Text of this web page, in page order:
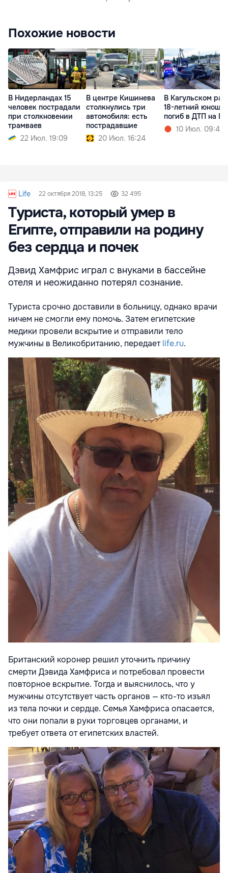
Похожие новости
В Нидерландах 15
человек пострадали
при столкновении
трамваев
22 Июл. 19:09
В центре Кишинева
столкнулись три
автомобиля: есть
пострадавшие
20 Июл. 16:24
В Кагульском
18-летний юноша
погиб в ДТП на
10 Июл. 09:44
Life 22 октября 2018, 13:25 32 495
Туриста, который умер в
Египте, отправили на родину
без сердца и почек
Дэвид Хамфрис играл с внуками в бассейне
отеля и неожиданно потерял сознание.
Туриста срочно доставили в больницу, однако врачи
ничем не смогли ему помочь. Затем египетские
медики провели вскрытие и отправили тело
мужчины в Великобританию, передаетlife.ru.
Британский коронер решил уточнить причину
смерти Дэвида Хамфриса и потребовал провести
повторное вскрытие. Тогда и выяснилось, что у
мужчины отсутствует часть органов — кто-то изъял
из тела почки и сердце. Семья Хамфриса опасается,
что они попали в руки торговцев органами, и
требует ответа от египетских властей.